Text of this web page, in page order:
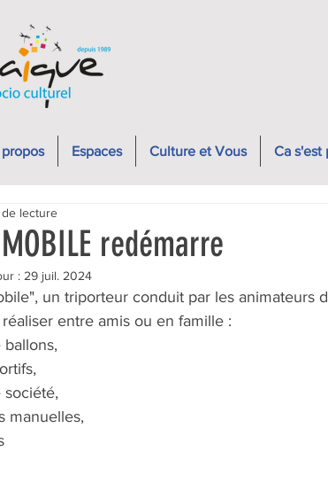
Espaces Culture et Vous Ca s'est
redémarre
de lecture
: 29 juil. 2024
entre amis ou en famille :
ballons,
société,
manuelles,